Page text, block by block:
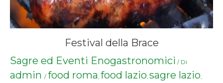
Festival della Brace
Sagre ed Eventi Enogastronomici / Di
admin / food roma, food lazio, sagre lazio,